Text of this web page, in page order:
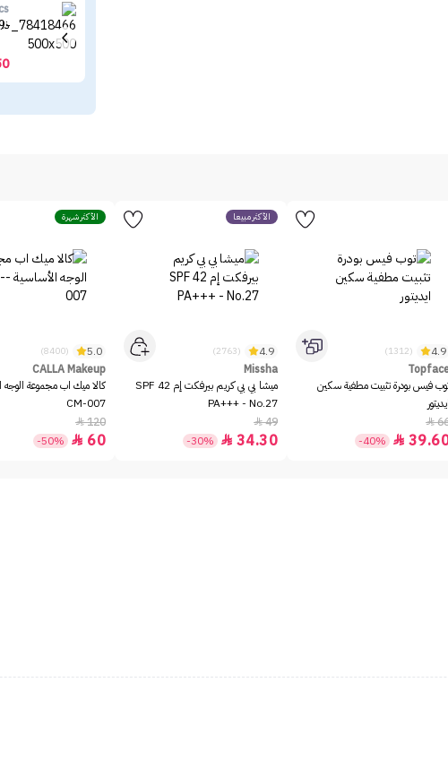
4.9
(1312)
فيس بودرة تثبيت مطفية سكين
ايديتور


-40%
الأكثر مبيعاً
4.9
(2763)
Missha
ميشا بي بي كريم بيرفكت إم SPF 42
PA+++ - No.27
49

34.30

-30%
الأكثر شهرة
5.0
(8400)
CALLA Makeup
CM-007
120

60

-50%